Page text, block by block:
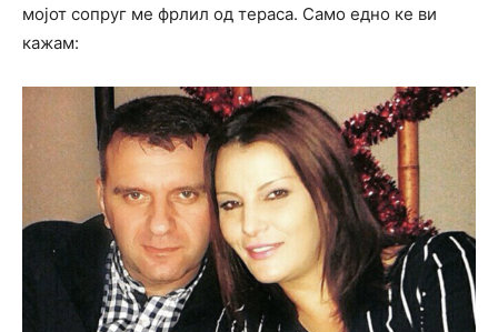
мојот сопруг ме фрлил од тераса. Само едно ке ви
кажам: